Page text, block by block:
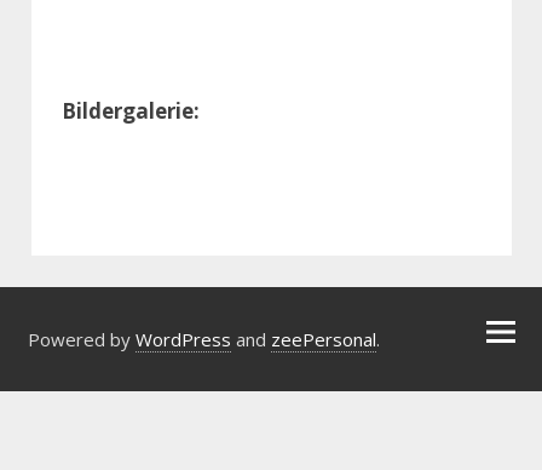
Bildergalerie:
Powered by WordPress and zeePersonal.